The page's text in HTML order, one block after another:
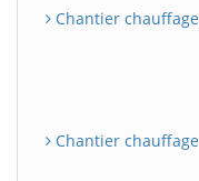
Chantier
Chantier